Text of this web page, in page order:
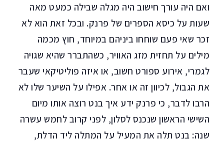
ואם היה עורך חישוב היה מגלה שבילה כמעט מאה
שעות על כיסא הספרים של פרנק. ובכל זאת הוא לא
זכר שאי פעם שוחחו ביניהם במיוחד, חוץ מכמה
מילים על תחזית מזג האוויר, כשהתברר שהיא שגויה
לגמרי, אירוע ספורט חשוב, או איזה פוליטיקאי שעבר
את הגבול, לכיוון זה או אחר. אפילו על השיער שלו לא
הרבו לדבר, כי פרנק ידע איך בנט רוצה אותו מיום
השישי הראשון שנכנס לסלון, לפני קרוב לחמש עשרה
שנה: בנט תלה את המעיל על המתלה ליד הדלת,